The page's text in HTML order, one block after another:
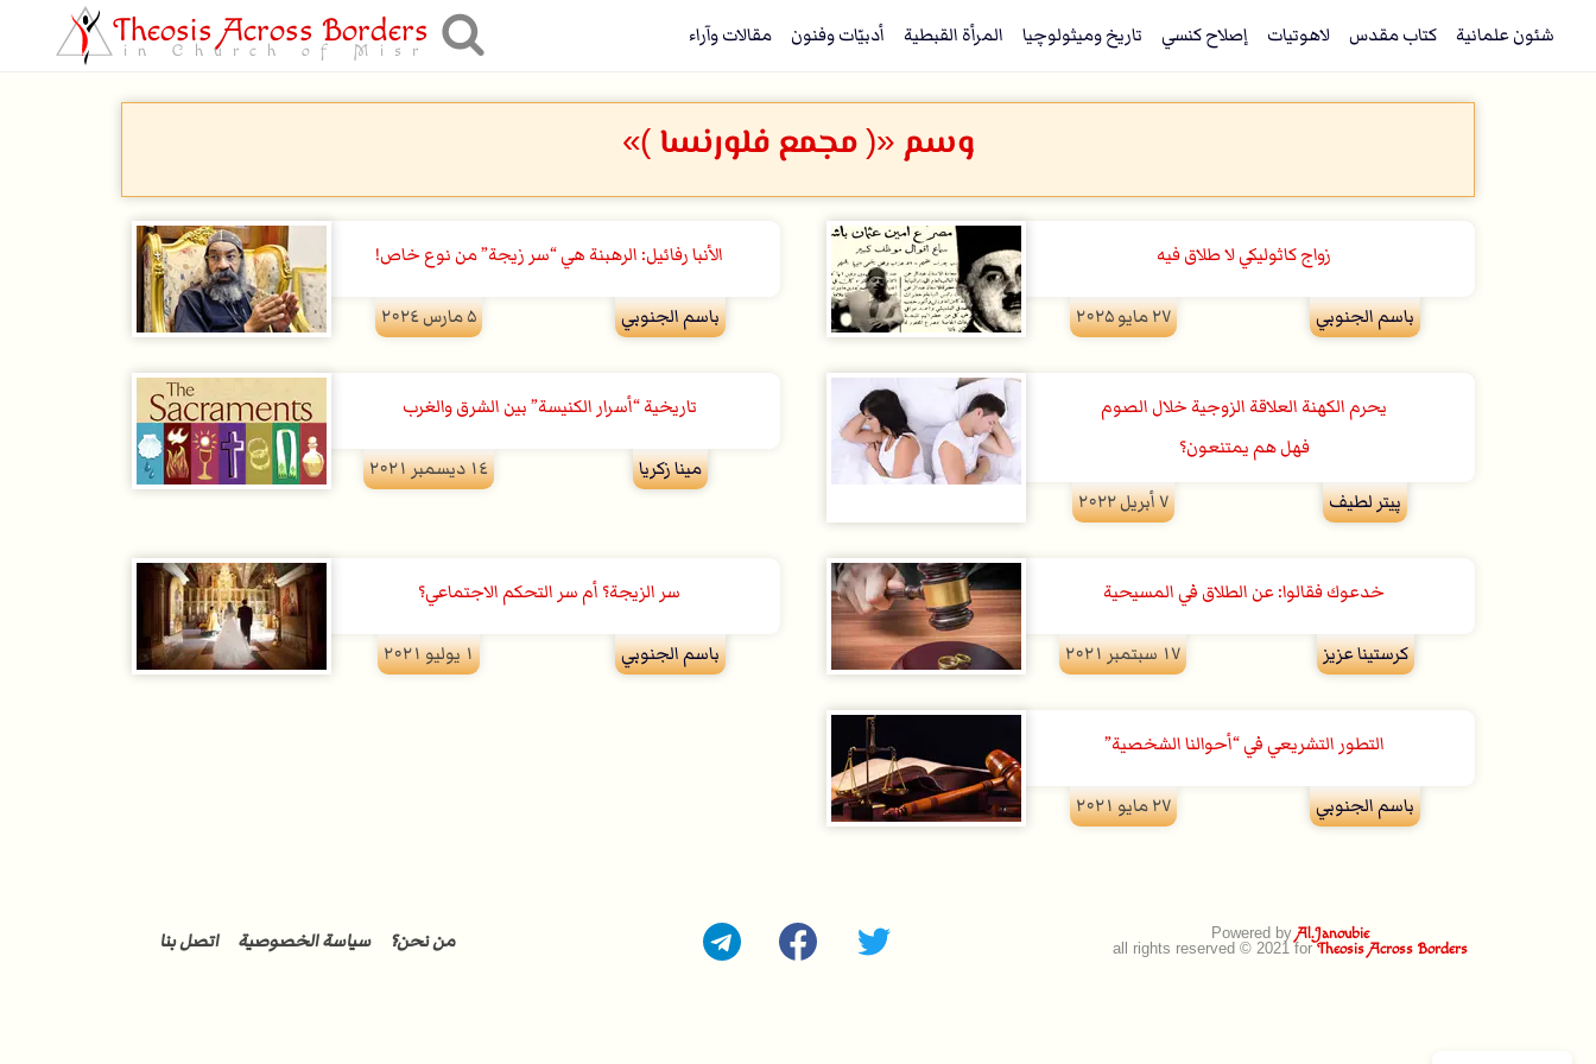
شئون علمانية كتاب مقدس لاهوتيات إصلاح كنسي تاريخ وميثولوچيا المرأة القبطية أدبيّات وفنون مقالات وآراء Theosis Across Borders
in Church of Misr
وسم «( مجمع فلورنسا )»
زواج كاثوليكي لا طلاق فيه
باسم الجنوبي ۲۷ مايو ۲۰۲۵
الأنبا رفائيل: الرهبنة هي “سر زيجة” من نوع خاص!
باسم الجنوبي ۵ مارس ۲۰۲٤
يحرم الكهنة العلاقة الزوجية خلال الصوم
فهل هم يمتنعون؟
پيتر لطيف
۷ أبريل ۲۰۲۲
تاريخية “أسرار الكنيسة” بين الشرق والغرب
مينا زكريا ۱٤ ديسمبر ۲۰۲۱
خدعوك فقالوا: عن الطلاق في المسيحية
كرستينا عزيز ۱۷ سبتمبر ۲۰۲۱
سر الزيجة؟ أم سر التحكم الاجتماعي؟
باسم الجنوبي ۱ يوليو ۲۰۲۱
التطور التشريعي في “أحوالنا الشخصية”
باسم الجنوبي ۲۷ مايو ۲۰۲۱
Powered byAl.Janoubie
all rights reserved © 2021 forTheosis Across Borders من نحن؟ سياسة الخصوصية اتصل بنا